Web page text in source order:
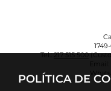
POLÍTICA DE
Tel.:217 515 500